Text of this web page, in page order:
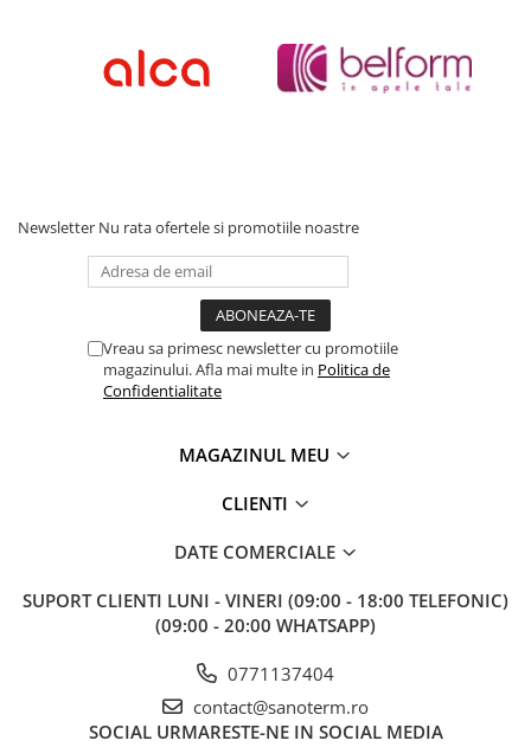
Newsletter Nu rata ofertele si promotiile noastre
Vreau sa primesc newsletter cu promotiile
magazinului. Afla mai multe in Politica de
Confidentialitate
MAGAZINUL MEU
CLIENTI
DATE COMERCIALE
SUPORT CLIENTI LUNI - VINERI (09:00 - 18:00 TELEFONIC)
(09:00 - 20:00 WHATSAPP)
0771137404
contact@sanoterm.ro
SOCIAL URMARESTE-NE IN SOCIAL MEDIA